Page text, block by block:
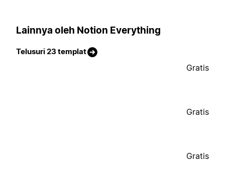
Lainnya oleh Notion Everything
Telusuri 23 templat
Gratis
Gratis
Gratis